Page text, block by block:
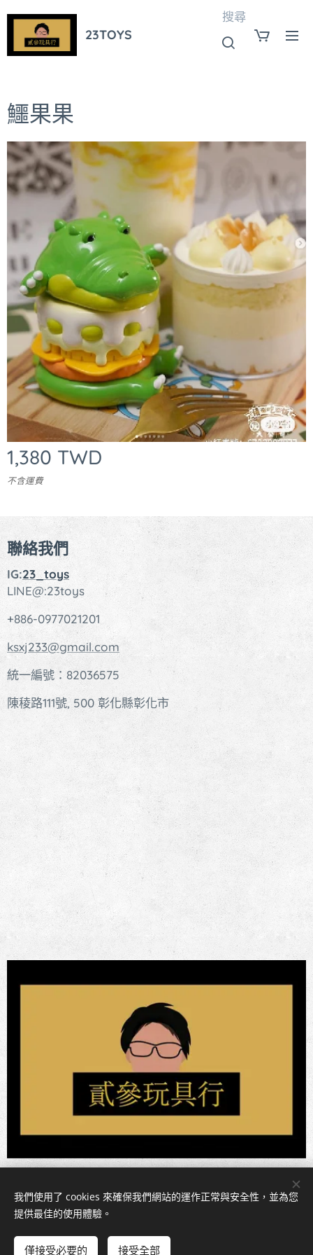
23TOYS
搜尋
鱷果果
1,380 TWD
不含運費
新增到購物車
聯絡我們
IG:23_toys
LINE@:23toys
+886-0977021201
ksxj233@gmail.com
統一編號：82036575
陳稜路111號, 500 彰化縣彰化市
Cookies
我們使用了 cookies 來確保我們網站的運作正常與安全性，並為您
提供最佳的使用體驗。
僅接受必要的 接受全部